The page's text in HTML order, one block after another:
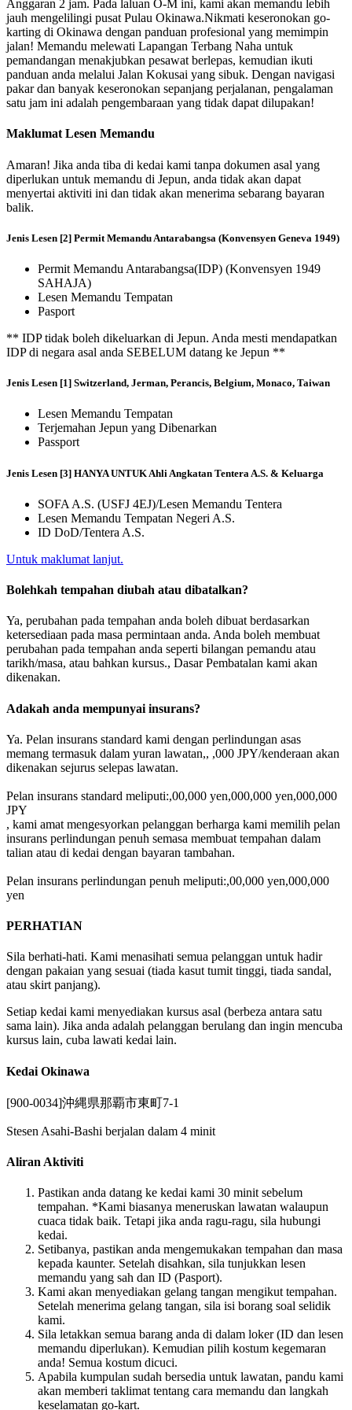
Anggaran 2 jam. Pada laluan O-M ini, kami akan memandu lebih
jauh mengelilingi pusat Pulau Okinawa.Nikmati keseronokan go-
karting di Okinawa dengan panduan profesional yang memimpin
jalan! Memandu melewati Lapangan Terbang Naha untuk
pemandangan menakjubkan pesawat berlepas, kemudian ikuti
panduan anda melalui Jalan Kokusai yang sibuk. Dengan navigasi
pakar dan banyak keseronokan sepanjang perjalanan, pengalaman
satu jam ini adalah pengembaraan yang tidak dapat dilupakan!
Maklumat Lesen Memandu
Amaran! Jika anda tiba di kedai kami tanpa dokumen asal yang
diperlukan untuk memandu di Jepun, anda tidak akan dapat
menyertai aktiviti ini dan tidak akan menerima sebarang bayaran
balik.
Jenis Lesen [2] Permit Memandu Antarabangsa (Konvensyen Geneva 1949)
Permit Memandu Antarabangsa(IDP) (Konvensyen 1949
SAHAJA)
Lesen Memandu Tempatan
Pasport
** IDP tidak boleh dikeluarkan di Jepun. Anda mesti mendapatkan
IDP di negara asal anda SEBELUM datang ke Jepun **
Jenis Lesen [1] Switzerland, Jerman, Perancis, Belgium, Monaco, Taiwan
Lesen Memandu Tempatan
Terjemahan Jepun yang Dibenarkan
Passport
Jenis Lesen [3] HANYA UNTUK Ahli Angkatan Tentera A.S. & Keluarga
SOFA A.S. (USFJ 4EJ)/Lesen Memandu Tentera
Lesen Memandu Tempatan Negeri A.S.
ID DoD/Tentera A.S.
Untuk maklumat lanjut.
Bolehkah tempahan diubah atau dibatalkan?
Ya, perubahan pada tempahan anda boleh dibuat berdasarkan
ketersediaan pada masa permintaan anda. Anda boleh membuat
perubahan pada tempahan anda seperti bilangan pemandu atau
tarikh/masa, atau bahkan kursus., Dasar Pembatalan kami akan
dikenakan.
Adakah anda mempunyai insurans?
Ya. Pelan insurans standard kami dengan perlindungan asas
memang termasuk dalam yuran lawatan,, ,000 JPY/kenderaan akan
dikenakan sejurus selepas lawatan.
Pelan insurans standard meliputi:,00,000 yen,000,000 yen,000,000
JPY
, kami amat mengesyorkan pelanggan berharga kami memilih pelan
insurans perlindungan penuh semasa membuat tempahan dalam
talian atau di kedai dengan bayaran tambahan.
Pelan insurans perlindungan penuh meliputi:,00,000 yen,000,000
yen
PERHATIAN
Sila berhati-hati. Kami menasihati semua pelanggan untuk hadir
dengan pakaian yang sesuai (tiada kasut tumit tinggi, tiada sandal,
atau skirt panjang).
Setiap kedai kami menyediakan kursus asal (berbeza antara satu
sama lain). Jika anda adalah pelanggan berulang dan ingin mencuba
kursus lain, cuba lawati kedai lain.
Kedai Okinawa
[900-0034]沖縄県那覇市東町7-1
Stesen Asahi-Bashi berjalan dalam 4 minit
Aliran Aktiviti
Pastikan anda datang ke kedai kami 30 minit sebelum
tempahan. *Kami biasanya meneruskan lawatan walaupun
cuaca tidak baik. Tetapi jika anda ragu-ragu, sila hubungi
kedai.
Setibanya, pastikan anda mengemukakan tempahan dan masa
kepada kaunter. Setelah disahkan, sila tunjukkan lesen
memandu yang sah dan ID (Pasport).
Kami akan menyediakan gelang tangan mengikut tempahan.
Setelah menerima gelang tangan, sila isi borang soal selidik
kami.
Sila letakkan semua barang anda di dalam loker (ID dan lesen
memandu diperlukan). Kemudian pilih kostum kegemaran
anda! Semua kostum dicuci.
Apabila kumpulan sudah bersedia untuk lawatan, pandu kami
akan memberi taklimat tentang cara memandu dan langkah
keselamatan go-kart.